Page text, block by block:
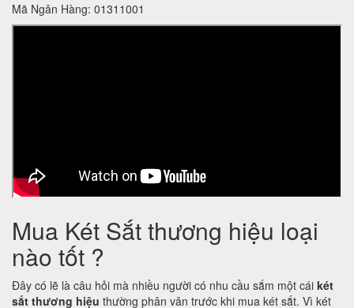
Mã Ngân Hàng: 01311001
Mua Két Sắt thương hiệu loại
nào tốt ?
Đây có lẽ là câu hỏi mà nhiều người có nhu cầu sắm một cái két
sắt thương hiệu thường phân vân trước khi mua két sắt. Vì két